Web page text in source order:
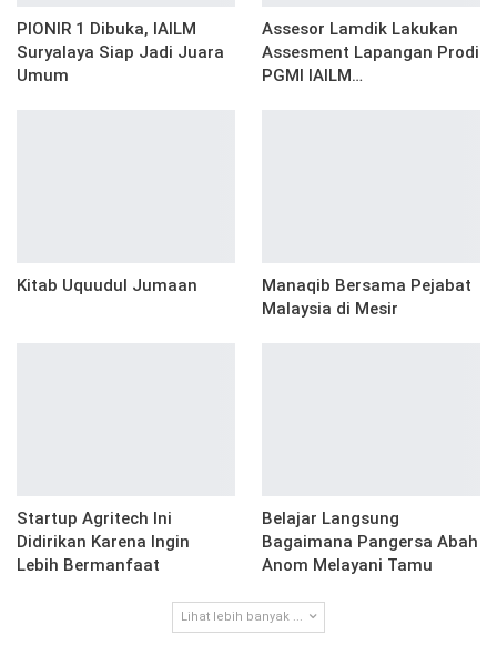
PIONIR 1 Dibuka, IAILM
Suryalaya Siap Jadi Juara
Umum
Assesor Lamdik Lakukan
Assesment Lapangan Prodi
PGMI IAILM…
Kitab Uquudul Jumaan
Manaqib Bersama Pejabat
Malaysia di Mesir
Startup Agritech Ini
Didirikan Karena Ingin
Lebih Bermanfaat
Belajar Langsung
Bagaimana Pangersa Abah
Anom Melayani Tamu
Lihat lebih banyak ...